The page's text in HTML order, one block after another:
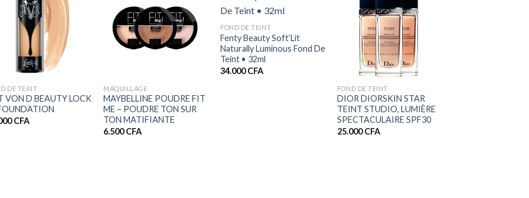
DE TEINT
VON D BEAUTY LOCK
CFA
MAQUILLAGE
MAYBELLINE POUDRE FIT
ME – POUDRE TON SUR
TON MATIFIANTE
6.500CFA
+
FOND DE TEINT
Fenty Beauty Soft’Lit
Naturally Luminous Fond De
Teint • 32ml
34.000CFA
FOND DE TEINT
DIOR DIORSKIN STAR
TEINT STUDIO, LUMIÈRE
SPECTACULAIRE SPF30
25.000CFA